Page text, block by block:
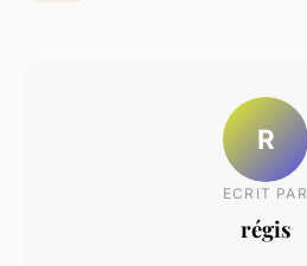
R
ECRIT PAR
régis